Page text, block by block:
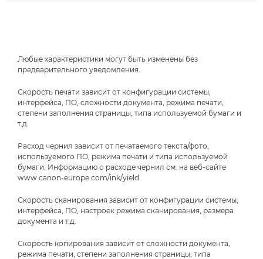
Любые характеристики могут быть изменены без
предварительного уведомления.
Скорость печати зависит от конфигурации системы,
интерфейса, ПО, сложности документа, режима печати,
степени заполнения страницы, типа используемой бумаги и
т.д.
Расход чернил зависит от печатаемого текста/фото,
используемого ПО, режима печати и типа используемой
бумаги. Информацию о расходе чернил см. на веб-сайте
www.canon-europe.com/ink/yield
Скорость сканирования зависит от конфигурации системы,
интерфейса, ПО, настроек режима сканирования, размера
документа и т.д.
Скорость копирования зависит от сложности документа,
режима печати, степени заполнения страницы, типа